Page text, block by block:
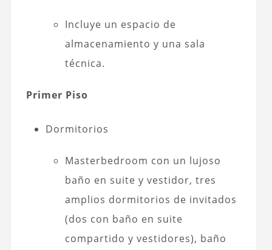
Incluye un espacio de
almacenamiento y una sala
técnica.
Primer Piso
Dormitorios
Masterbedroom con un lujoso
baño en suite y vestidor, tres
amplios dormitorios de invitados
(dos con baño en suite
compartido y vestidores), baño